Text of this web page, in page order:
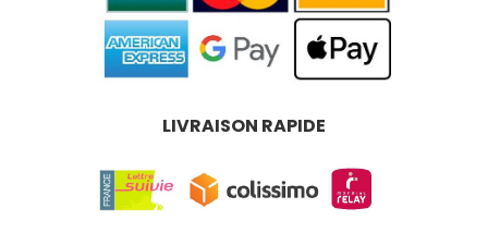
LIVRAISON RAPIDE